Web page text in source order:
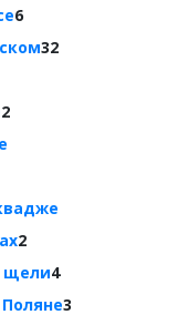
6
32
2
2
щели4
3